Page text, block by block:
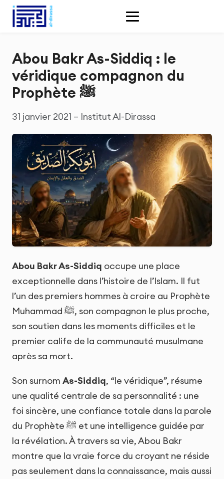
Abou Bakr As-Siddiq : le
véridique compagnon du
Prophète ﷺ
31 janvier 2021 – Institut Al-Dirassa
Abou Bakr As-Siddiq occupe une place
exceptionnelle dans l’histoire de l’Islam. Il fut
l’un des premiers hommes à croire au Prophète
Muhammad ﷺ, son compagnon le plus proche,
son soutien dans les moments difficiles et le
premier calife de la communauté musulmane
après sa mort.
Son surnom As-Siddiq, “le véridique”, résume
une qualité centrale de sa personnalité : une
foi sincère, une confiance totale dans la parole
du Prophète ﷺ et une intelligence guidée par
la révélation. À travers sa vie, Abou Bakr
montre que la vraie force du croyant ne réside
pas seulement dans la connaissance, mais aussi